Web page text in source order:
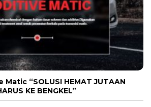
“SOLUSI HEMAT JUTAAN
KE BENGKEL”